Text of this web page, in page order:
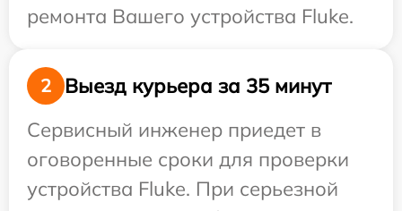
ремонта Вашего устройства Fluke.
2
Выезд курьера за 35 минут
Сервисный инженер приедет в
оговоренные сроки для проверки
устройства Fluke. При серьезной